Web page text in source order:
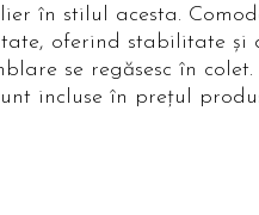
în stilul acesta.
oferind stabilitate și
se regăsesc în colet.
incluse în prețul